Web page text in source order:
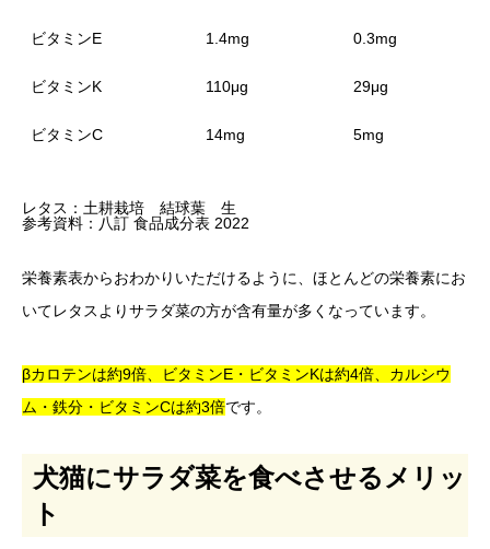
ビタミンE 1.4mg 0.3mg
ビタミンK 110μg 29μg
ビタミンC 14mg 5mg
レタス：土耕栽培 結球葉 生
参考資料：八訂 食品成分表 2022
栄養素表からおわかりいただけるように、ほとんどの栄養素にお
いてレタスよりサラダ菜の方が含有量が多くなっています。
βカロテンは約9倍、ビタミンE・ビタミンKは約4倍、カルシウ
ム・鉄分・ビタミンCは約3倍です。
犬猫にサラダ菜を食べさせるメリッ
ト